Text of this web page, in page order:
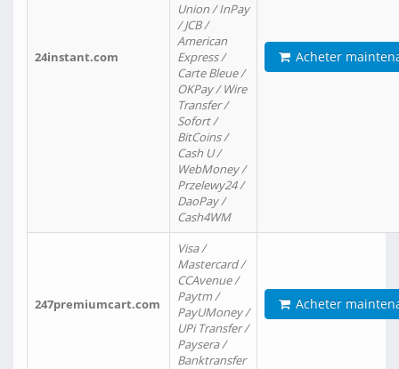
24instant.com
Union / InPay
/ JCB /
American
Express /
Carte Bleue /
OKPay / Wire
Transfer /
Sofort /
BitCoins /
Cash U /
WebMoney /
Przelewy24 /
DaoPay /
Cash4WM
Acheter
247premiumcart.com
Visa /
Mastercard /
CCAvenue /
Paytm /
PayUMoney /
UPi Transfer /
Paysera /
Banktransfer
Acheter